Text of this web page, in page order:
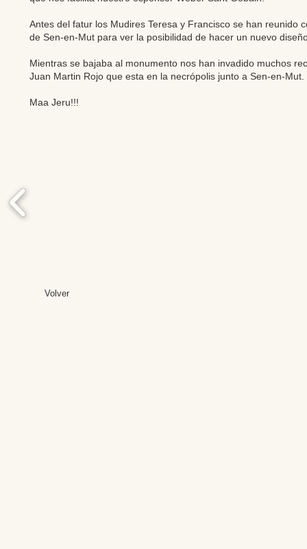
Antes del fatur los Mudires Teresa y Francisco se han reunido
de Sen-en-Mut para ver la posibilidad de hacer un nuevo
Mientras se bajaba al monumento nos han invadido muchos
Juan Martin Rojo que esta en la necrópolis junto a Sen-en-Mut.
Maa Jeru!!!
Volver